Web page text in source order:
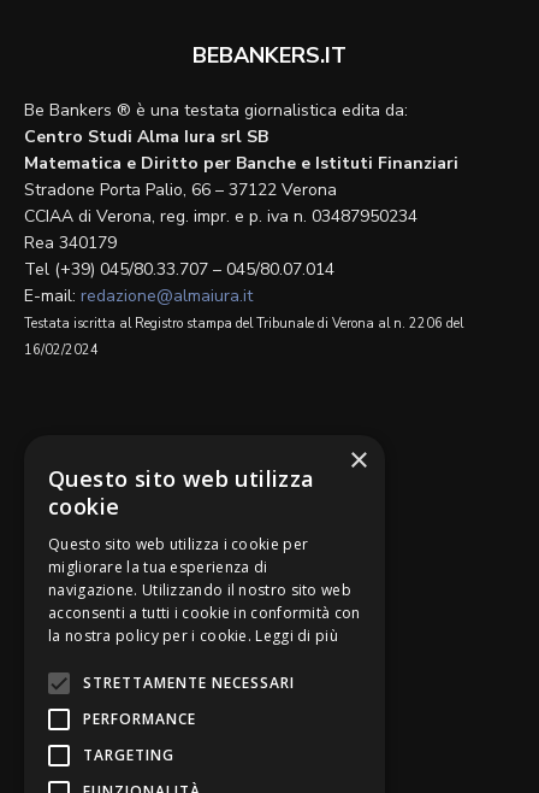
BEBANKERS.IT
Be Bankers ® è una testata giornalistica edita da:
Centro Studi Alma Iura srl SB
Matematica e Diritto per Banche e Istituti Finanziari
Stradone Porta Palio, 66 – 37122 Verona
CCIAA di Verona, reg. impr. e p. iva n. 03487950234
Rea 340179
Tel (+39) 045/80.33.707 – 045/80.07.014
E-mail: redazione@almaiura.it
Testata iscritta al Registro stampa del Tribunale di Verona al n. 2206 del
16/02/2024
Be Bankers è ideato da
×
Questo sito web utilizza
cookie
Questo sito web utilizza i cookie per
migliorare la tua esperienza di
navigazione. Utilizzando il nostro sito web
acconsenti a tutti i cookie in conformità con
la nostra policy per i cookie. Leggi di più
STRETTAMENTE NECESSARI
PERFORMANCE
TARGETING